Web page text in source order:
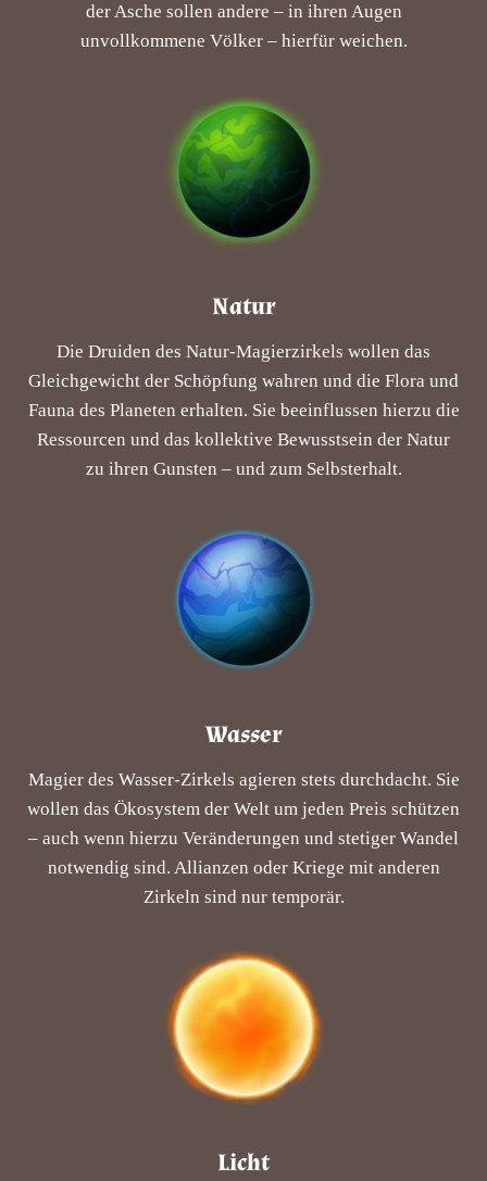
der Asche sollen andere – in ihren Augen
unvollkommene Völker – hierfür weichen.
Natur
Die Druiden des Natur-Magierzirkels wollen das
Gleichgewicht der Schöpfung wahren und die Flora und
Fauna des Planeten erhalten. Sie beeinflussen hierzu die
Ressourcen und das kollektive Bewusstsein der Natur
zu ihren Gunsten – und zum Selbsterhalt.
Wasser
Magier des Wasser-Zirkels agieren stets durchdacht. Sie
wollen das Ökosystem der Welt um jeden Preis schützen
– auch wenn hierzu Veränderungen und stetiger Wandel
notwendig sind. Allianzen oder Kriege mit anderen
Zirkeln sind nur temporär.
Licht